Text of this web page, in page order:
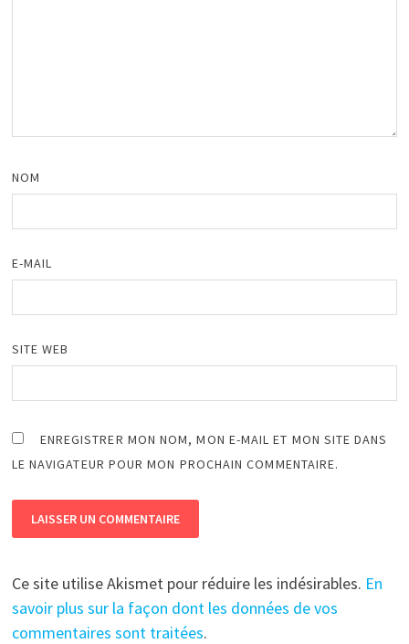
NOM
E-MAIL
SITE WEB
ENREGISTRER MON NOM, MON E-MAIL ET MON SITE DANS
LE NAVIGATEUR POUR MON PROCHAIN COMMENTAIRE.
Ce site utilise Akismet pour réduire les indésirables. En
savoir plus sur la façon dont les données de vos
commentaires sont traitées.